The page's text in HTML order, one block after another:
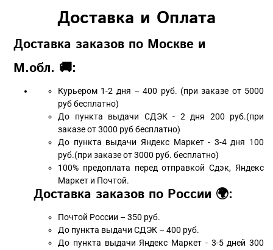
Доставка и Оплата
Доставка заказов по Москве и
М.обл. 🚚:
Курьером 1-2 дня – 400 руб. (при заказе от 5000
руб бесплатно)
До пункта выдачи СДЭК - 2 дня 200 руб.(при
заказе от 3000 руб бесплатно)
До пункта выдачи Яндекс Маркет - 3-4 дня 100
руб.(при заказе от 3000 руб. бесплатно)
100% предоплата перед отправкой Сдэк, Яндекс
Маркет и Почтой.
Доставка заказов по России 🌍:
Почтой России – 350 руб.
До пункта выдачи СДЭК – 400 руб.
До пункта выдачи Яндекс Маркет - 3-5 дней 300